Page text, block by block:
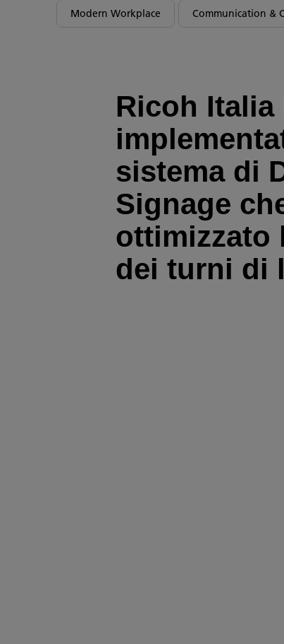
Modern Workplace Communication &
Ricoh Italia
sistema di
Signage
ottimizzato
dei turni di